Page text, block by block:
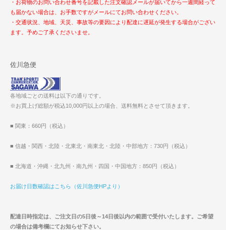
・お荷物のお問い合わせ番号を記載した注文確認メールが届いてから一週間経って
も届かない場合は、お手数ですがメールにてお問い合わせください。
・交通状況、地域、天災、事故等の要因により配達に遅延が発生する場合がござい
ます。予めご了承くださいませ。
佐川急便
各地域ごとの送料は以下の通りです。
※お買上げ総額が税込10,000円以上の場合、送料無料とさせて頂きます。
■ 関東：660円（税込）
■ 信越・関西・北陸・北東北・南東北・北陸・中部地方：730円（税込）
■ 北海道・沖縄・北九州・南九州・四国・中国地方：850円（税込）
お届け日数確認はこちら（佐川急便HPより）
配達日時指定は、ご注文日の5日後～14日後以内の範囲で受付いたします。ご希望
の場合は備考欄にてお知らせ下さい。